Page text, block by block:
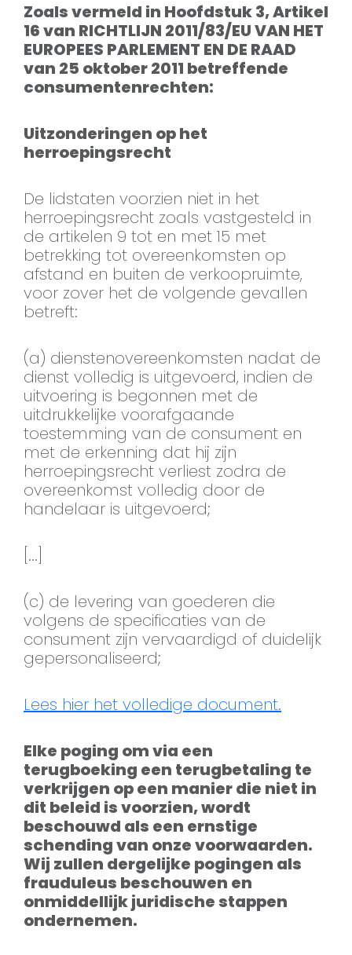
Zoals vermeld in Hoofdstuk 3, Artikel
16 van RICHTLIJN 2011/83/EU VAN HET
EUROPEES PARLEMENT EN DE RAAD
van 25 oktober 2011 betreffende
consumentenrechten:
Uitzonderingen op het
herroepingsrecht
De lidstaten voorzien niet in het
herroepingsrecht zoals vastgesteld in
de artikelen 9 tot en met 15 met
betrekking tot overeenkomsten op
afstand en buiten de verkoopruimte,
voor zover het de volgende gevallen
betreft:
(a) dienstenovereenkomsten nadat de
dienst volledig is uitgevoerd, indien de
uitvoering is begonnen met de
uitdrukkelijke voorafgaande
toestemming van de consument en
met de erkenning dat hij zijn
herroepingsrecht verliest zodra de
overeenkomst volledig door de
handelaar is uitgevoerd;
[...]
(c) de levering van goederen die
volgens de specificaties van de
consument zijn vervaardigd of duidelijk
gepersonaliseerd;
Lees hier het volledige document.
Elke poging om via een
terugboeking een terugbetaling te
verkrijgen op een manier die niet in
dit beleid is voorzien, wordt
beschouwd als een ernstige
schending van onze voorwaarden.
Wij zullen dergelijke pogingen als
frauduleus beschouwen en
onmiddellijk juridische stappen
ondernemen.